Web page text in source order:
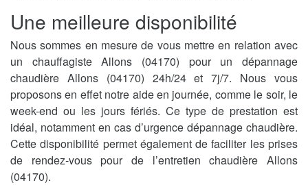
Une meilleure disponibilité
Nous sommes en mesure de vous mettre en relation avec
un chauffagiste Allons (04170) pour un dépannage
chaudière Allons (04170) 24h/24 et 7j/7. Nous vous
proposons en effet notre aide en journée, comme le soir, le
week-end ou les jours fériés. Ce type de prestation est
idéal, notamment en cas d’urgence dépannage chaudière.
Cette disponibilité permet également de faciliter les prises
de rendez-vous pour de l’entretien chaudière Allons
(04170).